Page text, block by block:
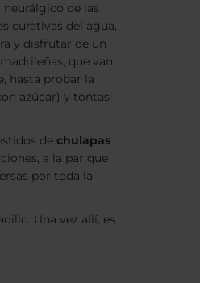
de las
curativas del agua,
y disfrutar de un
que van
hasta probar la
azúcar) y tontas
de chulapas
a la par que
por toda la
Una vez allí, es